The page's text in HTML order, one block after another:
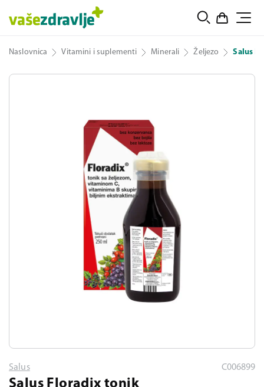
Naslovnica Vitamini i suplementi Minerali Željezo Salus
Salus C006899
Salus Floradix tonik